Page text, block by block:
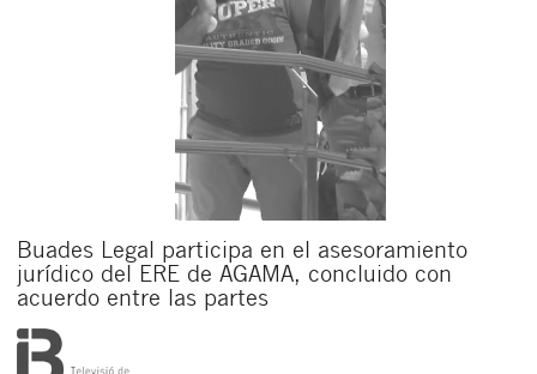
Buades Legal participa en el asesoramiento
jurídico del ERE de AGAMA, concluido con
acuerdo entre las partes